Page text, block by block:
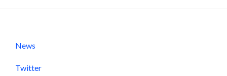
News
Twitter